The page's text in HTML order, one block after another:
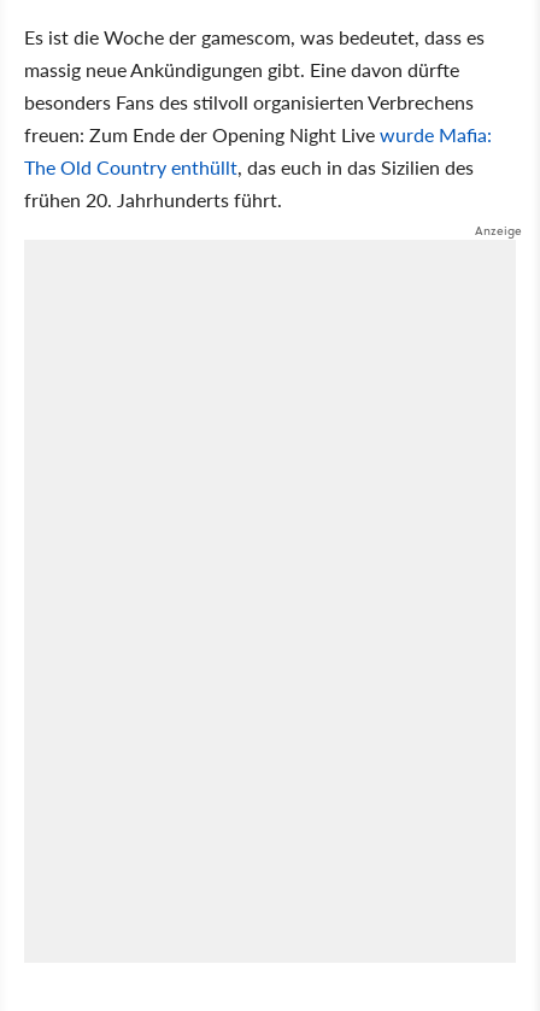
Es ist die Woche der gamescom, was bedeutet, dass es
massig neue Ankündigungen gibt. Eine davon dürfte
besonders Fans des stilvoll organisierten Verbrechens
freuen: Zum Ende der Opening Night Livewurde Mafia:
The Old Country enthüllt, das euch in das Sizilien des
frühen 20. Jahrhunderts führt.